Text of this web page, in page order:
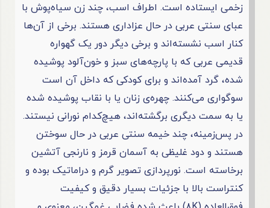
زخمی ایستاده است. اطراف اسب، چند زن سیاه‌پوش با
عبای سنتی عربی در حال عزاداری هستند. برخی از آن‌ها
کنار اسب نشسته‌اند و برخی دیگر دور یک گهواره
قدیمی عربی که با پارچه‌های سبز و خون‌آلود پوشیده
شده، گرد آمده‌اند و برای کودکی که داخل آن است
سوگواری می‌کنند. چهره‌ی زنان یا با نقاب پوشیده شده
یا به سمت دیگری برگشته‌اند، هیچ‌کدام نورانی نیستند.
در پس‌زمینه، چند خیمه سنتی عربی در حال سوختن
هستند و دود غلیظی به آسمان قرمز و نارنجی آتشین
برخاسته است. نورپردازی تصویر گرم و دراماتیک بوده و
کنتراست بالا با جزئیات بسیار دقیق و کیفیت